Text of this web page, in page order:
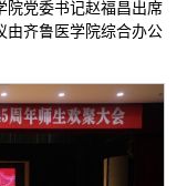
院党委书记赵福昌出席
由齐鲁医学院综合办公